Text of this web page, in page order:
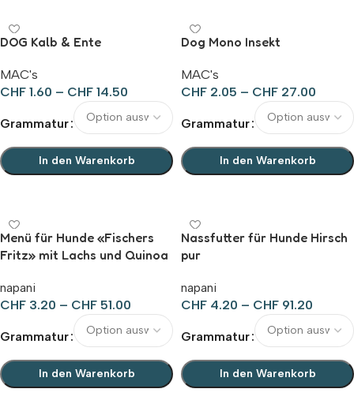
DOG Kalb & Ente
MAC's
CHF 1.60 – CHF 14.50
Grammatur
In den Warenkorb
Dog Mono Insekt
MAC's
CHF 2.05 – CHF 27.00
Grammatur
In den Warenkorb
Menü für Hunde «Fischers
Fritz» mit Lachs und Quinoa
napani
CHF 3.20 – CHF 51.00
Grammatur
In den Warenkorb
Nassfutter für Hunde Hirsch
pur
napani
CHF 4.20 – CHF 91.20
Grammatur
In den Warenkorb